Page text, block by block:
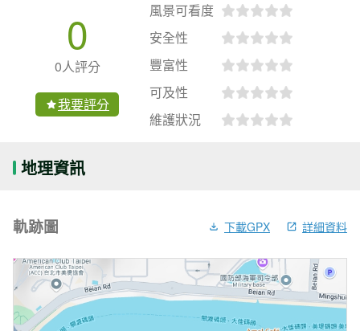
0
0人評分
我要評分
風景可看度
安全性
豐富性
可及性
維護狀況
地理資訊
軌跡圖 下載GPX 詳細資料